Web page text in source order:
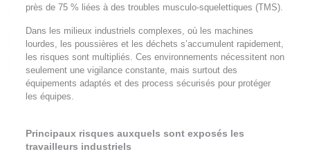
près de 75 % liées à des troubles musculo-squelettiques (TMS).
Dans les milieux industriels complexes, où les machines
lourdes, les poussières et les déchets s’accumulent rapidement,
les risques sont multipliés. Ces environnements nécessitent non
seulement une vigilance constante, mais surtout des
équipements adaptés et des process sécurisés pour protéger
les équipes.
Principaux risques auxquels sont exposés les
travailleurs industriels